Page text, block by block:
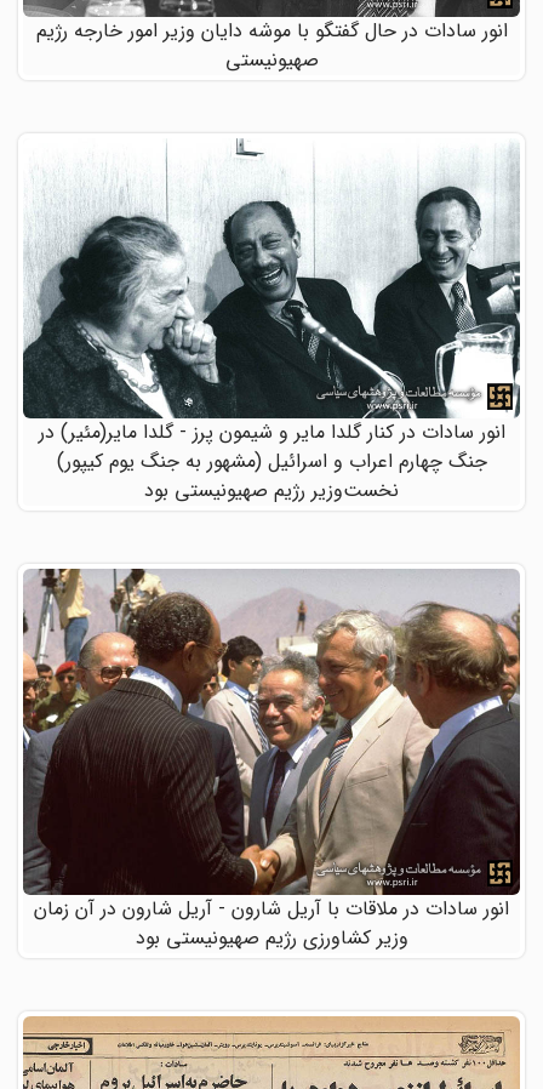
انور سادات در حال گفتگو با موشه دایان وزیر امور خارجه رژیم
صهیونیستی
انور سادات در کنار گلدا مایر و شیمون پرز - گلدا مایر(مئیر) در
جنگ چهارم اعراب و اسرائیل (مشهور به جنگ یوم کیپور)
نخست‌وزیر رژیم صهیونیستی بود
انور سادات در ملاقات با آریل شارون - آریل شارون در آن زمان
وزیر کشاورزی رژیم صهیونیستی بود